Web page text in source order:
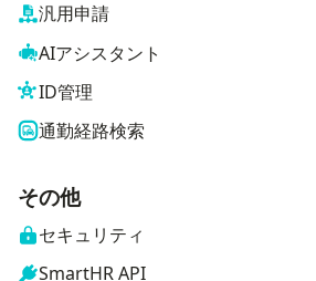
汎用申請
AIアシスタント
ID管理
通勤経路検索
その他
セキュリティ
SmartHR API